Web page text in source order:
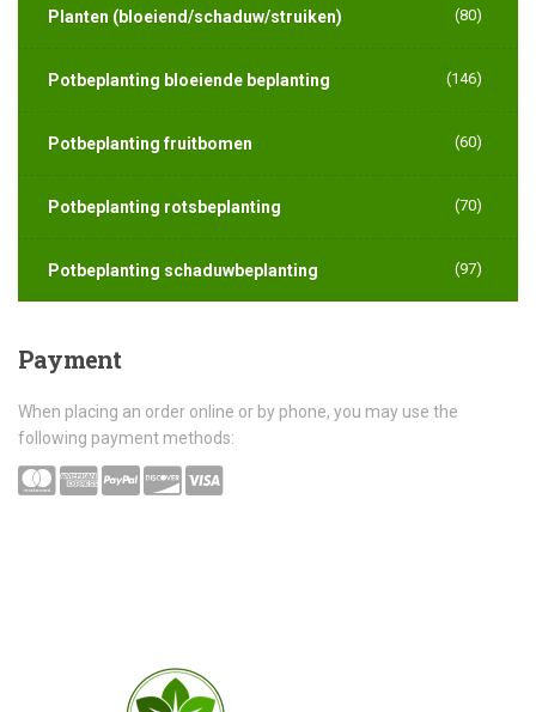
Planten (bloeiend/schaduw/struiken) (80)
Potbeplanting bloeiende beplanting (146)
Potbeplanting fruitbomen (60)
Potbeplanting rotsbeplanting (70)
Potbeplanting schaduwbeplanting (97)
Payment
When placing an order online or by phone, you may use the
following payment methods: